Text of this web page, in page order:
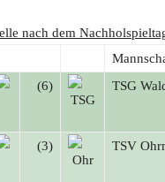
nach dem
(6) TSG
(3) TSV